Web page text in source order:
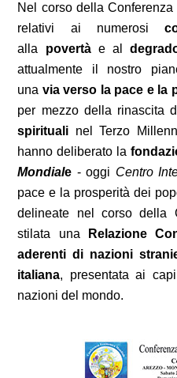
Nel corso della
relativi ai numerosi
alla povertàe al
attualmente il nostro
una via verso la pace e la
per mezzo della rinascita
spirituali nel Terzo
hanno deliberato la
Mondiale - oggi Centro
pace e la prosperità dei
delineate nel corso della
stilata una
Relazione
aderenti di nazioni
italiana, presentata ai
nazioni del mondo.